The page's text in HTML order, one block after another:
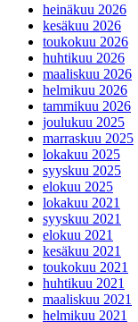
heinäkuu 2026
kesäkuu 2026
toukokuu 2026
huhtikuu 2026
maaliskuu 2026
helmikuu 2026
tammikuu 2026
joulukuu 2025
marraskuu 2025
lokakuu 2025
syyskuu 2025
elokuu 2025
lokakuu 2021
syyskuu 2021
elokuu 2021
kesäkuu 2021
toukokuu 2021
huhtikuu 2021
maaliskuu 2021
helmikuu 2021